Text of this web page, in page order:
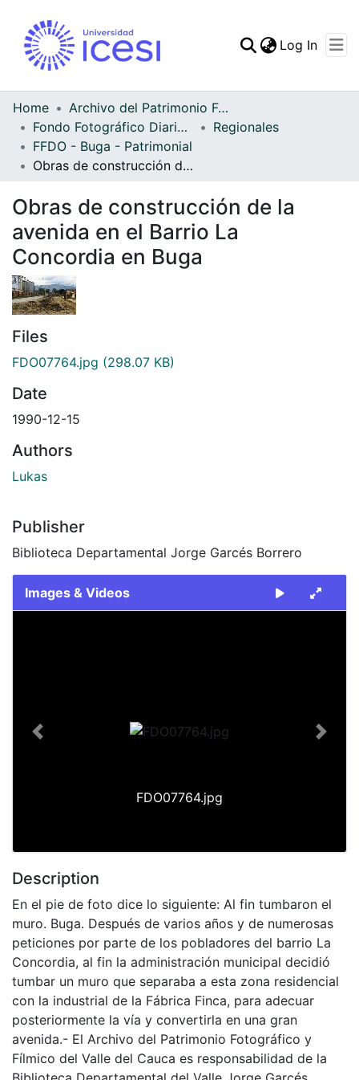
Statistics
Log In
Home
Archivo del Patrimonio Fotográfico y Fílmico del Valle del Cauca
Fondo Fotográfico Diario Occidente
Regionales
FFDO - Buga - Patrimonial
Obras de construcción de la avenida en el Barrio La Concordia en Buga
Obras de construcción de la
avenida en el Barrio La
Concordia en Buga
Files
FDO07764.jpg (298.07 KB)
Date
1990-12-15
Authors
Lukas
Publisher
Biblioteca Departamental Jorge Garcés Borrero
Images & Videos
FDO07764.jpg
Previous Next
Description
En el pie de foto dice lo siguiente: Al fin tumbaron el
muro. Buga. Después de varios años y de numerosas
peticiones por parte de los pobladores del barrio La
Concordia, al fin la administración municipal decidió
tumbar un muro que separaba a esta zona residencial
con la industrial de la Fábrica Finca, para adecuar
posteriormente la vía y convertirla en una gran
avenida.- El Archivo del Patrimonio Fotográfico y
Fílmico del Valle del Cauca es responsabilidad de la